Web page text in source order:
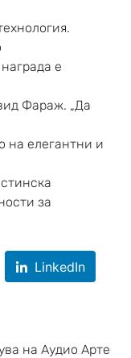
е
Фараж. „Да
на елегантни и
за
LinkedIn
на Аудио Арте